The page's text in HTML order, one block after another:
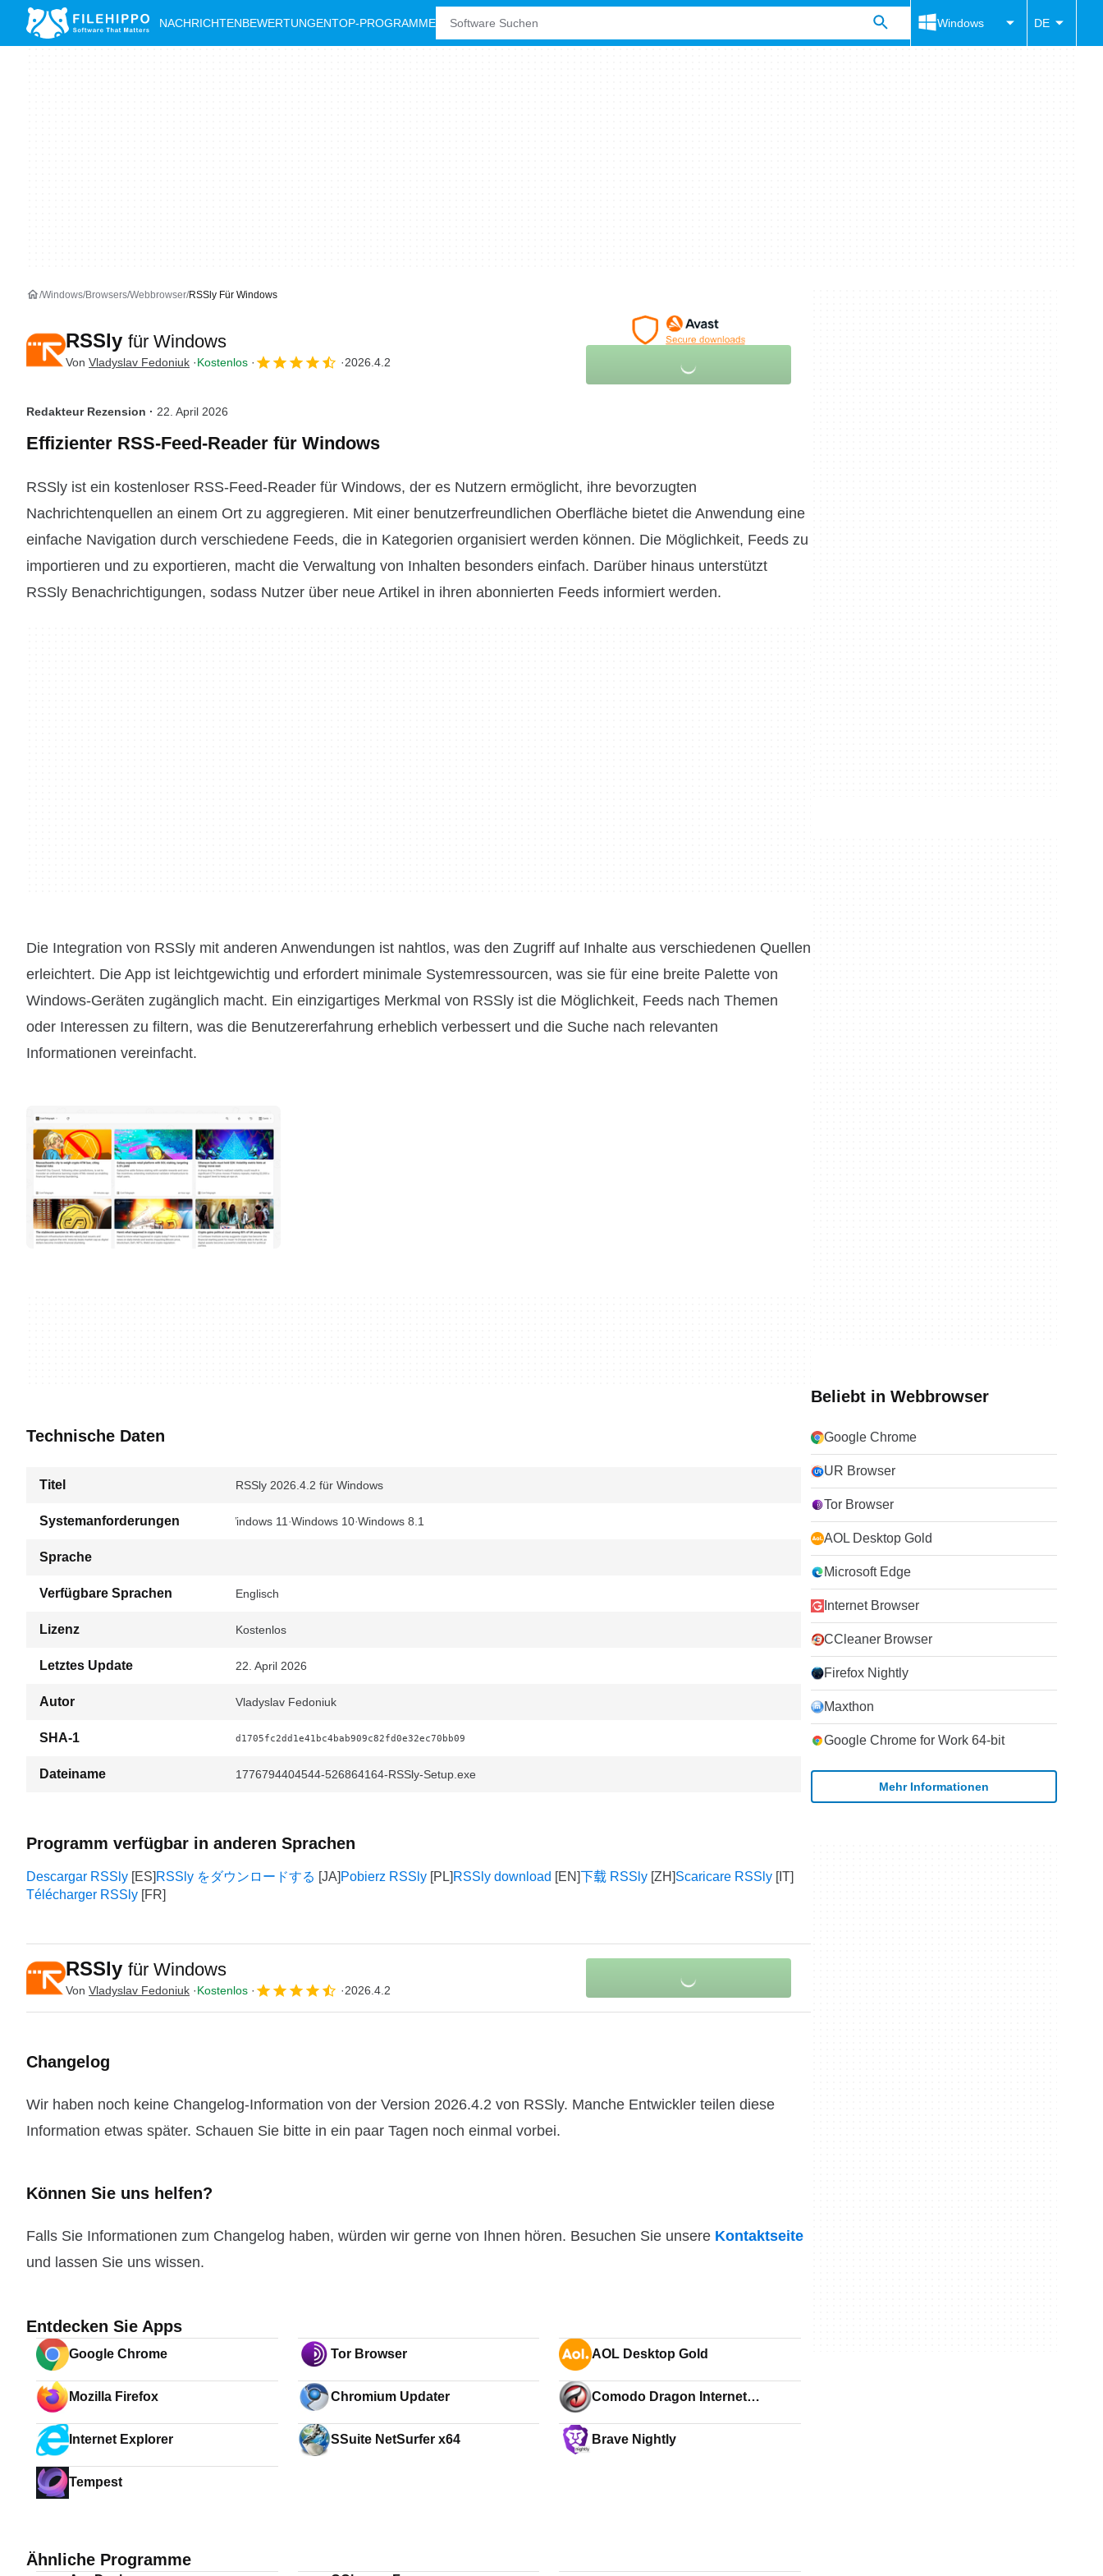
NACHRICHTENBEWERTUNGENTOP-PROGRAMME Windows DE
Windows Browsers Webbrowser RSSly Für Windows
RSSly für Windows
Von Vladyslav Fedoniuk Kostenlos 2026.4.2
Redakteur Rezension · 22. April 2026
Effizienter RSS-Feed-Reader für Windows
RSSly ist ein kostenloser RSS-Feed-Reader für Windows, der es Nutzern ermöglicht, ihre bevorzugten
Nachrichtenquellen an einem Ort zu aggregieren. Mit einer benutzerfreundlichen Oberfläche bietet die Anwendung eine
einfache Navigation durch verschiedene Feeds, die in Kategorien organisiert werden können. Die Möglichkeit, Feeds zu
importieren und zu exportieren, macht die Verwaltung von Inhalten besonders einfach. Darüber hinaus unterstützt
RSSly Benachrichtigungen, sodass Nutzer über neue Artikel in ihren abonnierten Feeds informiert werden.
Die Integration von RSSly mit anderen Anwendungen ist nahtlos, was den Zugriff auf Inhalte aus verschiedenen Quellen
erleichtert. Die App ist leichtgewichtig und erfordert minimale Systemressourcen, was sie für eine breite Palette von
Windows-Geräten zugänglich macht. Ein einzigartiges Merkmal von RSSly ist die Möglichkeit, Feeds nach Themen
oder Interessen zu filtern, was die Benutzererfahrung erheblich verbessert und die Suche nach relevanten
Informationen vereinfacht.
Technische Daten
Titel RSSly 2026.4.2 für Windows
Systemanforderungen Windows 11 Windows 10 Windows 8.1
Sprache
Verfügbare Sprachen Englisch
Lizenz Kostenlos
Letztes Update 22. April 2026
Autor Vladyslav Fedoniuk
SHA-1 d1705fc2dd1e41bc4bab909c82fd0e32ec70bb09
Dateiname 1776794404544-526864164-RSSly-Setup.exe
Programm verfügbar in anderen Sprachen
Descargar RSSly RSSly をダウンロードする Pobierz RSSly RSSly download 下载 RSSly
Scaricare RSSly
Télécharger RSSly
RSSly für Windows
Von Vladyslav Fedoniuk Kostenlos 2026.4.2
Changelog
Wir haben noch keine Changelog-Information von der Version 2026.4.2 von RSSly. Manche Entwickler teilen diese
Information etwas später. Schauen Sie bitte in ein paar Tagen noch einmal vorbei.
Können Sie uns helfen?
Falls Sie Informationen zum Changelog haben, würden wir gerne von Ihnen hören. Besuchen Sie unsere Kontaktseite
und lassen Sie uns wissen.
Entdecken Sie Apps
Google Chrome Tor Browser AOL Desktop Gold
Mozilla Firefox Chromium Updater
Comodo Dragon Internet
Internet Explorer
SSuite NetSurfer x64 Brave Nightly
Tempest
Ähnliche Programme
Beliebt in Webbrowser
Google Chrome
UR Browser
Tor Browser
AOL Desktop Gold
Microsoft Edge
Internet Browser
CCleaner Browser
Firefox Nightly
Maxthon
Google Chrome for Work 64-bit
Mehr Informationen